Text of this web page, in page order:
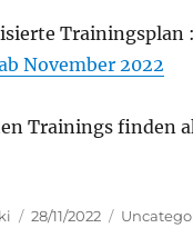
Trainingsplan :
November 2022
Trainings finden
Veröffentlicht
28/11/2022